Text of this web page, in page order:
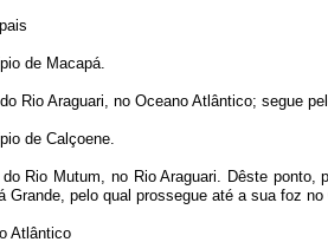
de Macapá.
Rio Araguari, no Oceano Atlântico; segue
de Calçoene.
Rio Mutum, no Rio Araguari. Dêste
Grande, pelo qual prossegue até a sua foz
Atlântico